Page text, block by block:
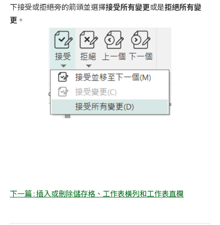
下接受或拒絕旁的箭頭並選擇接受所有變更或是拒絕所有變
更 。
下一篇 : 插入或刪除儲存格、工作表橫列和工作表直欄